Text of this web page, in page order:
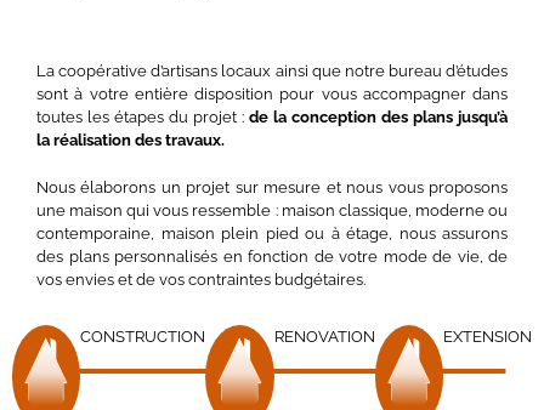
La coopérative d’artisans locaux ainsi que notre bureau d’études
sont à votre entière disposition pour vous accompagner dans
toutes les étapes du projet : de la conception des plans jusqu’à
la réalisation des travaux.
Nous élaborons un projet sur mesure et nous vous proposons
une maison qui vous ressemble : maison classique, moderne ou
contemporaine, maison plein pied ou à étage, nous assurons
des plans personnalisés en fonction de votre mode de vie, de
vos envies et de vos contraintes budgétaires.
CONSTRUCTION RENOVATION EXTENSION